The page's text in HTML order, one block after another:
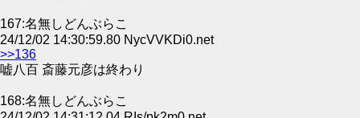
167:名無しどんぶらこ
24/12/02 14:30:59.80 NycVVKDi0.net
>>136
嘘八百 斎藤元彦は終わり
168:名無しどんぶらこ